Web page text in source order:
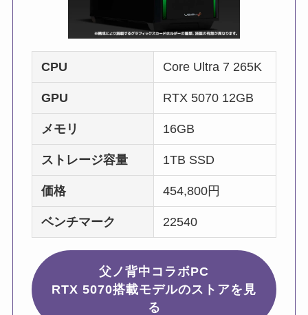
CPU Core Ultra 7 265K
GPU RTX 5070 12GB
メモリ 16GB
ストレージ容量 1TB SSD
価格 454,800円
ベンチマーク 22540
父ノ背中コラボPC
RTX 5070搭載モデルのストアを見
る